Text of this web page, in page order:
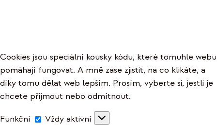
Cookies jsou speciální kousky kódu, které tomuhle webu
pomáhají fungovat. A mně zase zjistit, na co klikáte, a
díky tomu dělat web lepším. Prosím, vyberte si, jestli je
chcete přijmout nebo odmítnout.
Funkční Funkční
Vždy aktivní